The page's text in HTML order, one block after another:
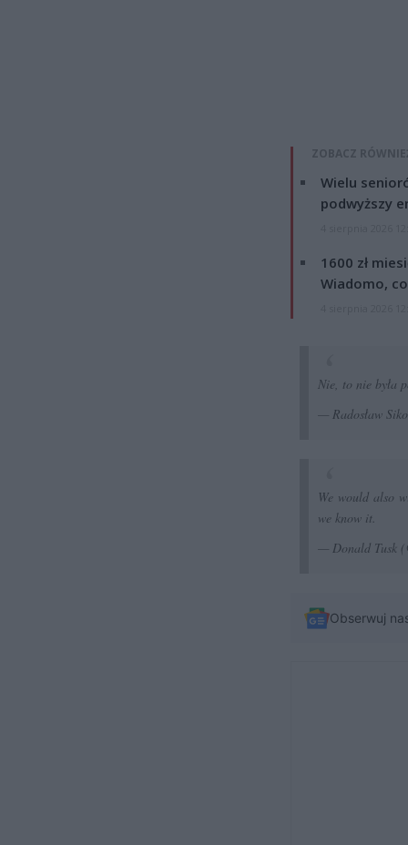
ZOBACZ
Wielu
podwyższy
1600 zł
Wiadomo,
Nie, to nie była
— Radosław
We would also
we know it.
— Donald Tusk
Obserwuj